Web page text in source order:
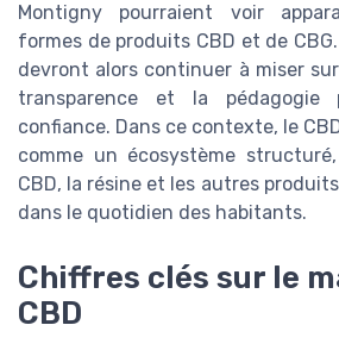
Montigny pourraient voir
formes de produits CBD et de
devront alors continuer à miser
transparence et la pédagogie
confiance. Dans ce contexte, le
comme un écosystème
CBD, la résine et les autres
dans le quotidien des habitants.
Chiffres clés sur le
CBD